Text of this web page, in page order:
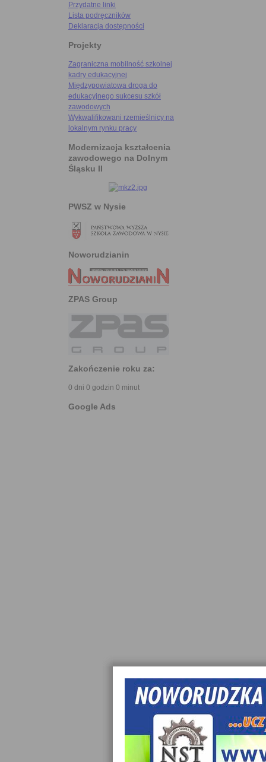
Przydatne linki
Lista podręczników
Deklaracja dostępności
Projekty
Zagraniczna mobilność szkolnej
kadry edukacyjnej
Międzypowiatowa droga do
edukacyjnego sukcesu szkół
zawodowych
Wykwalifikowani rzemieślnicy na
lokalnym rynku pracy
Modernizacja kształcenia
zawodowego na Dolnym
Śląsku II
PWSZ w Nysie
Noworudzianin
ZPAS Group
Zakończenie roku za:
0 dni 0 godzin 0 minut
Google Ads